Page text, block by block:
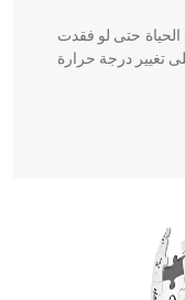
الحياة حتى لو فقدت
تغيير درجة حرارة
جروح الرأس. ويعود